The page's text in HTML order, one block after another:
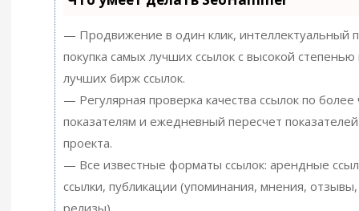
— Продвижение в один клик, интеллектуальный
покупка самых лучших ссылок с высокой степенью
лучших бирж ссылок.
— Регулярная проверка качества ссылок по
показателям и ежедневный пересчет показателей
проекта.
— Все известные форматы ссылок: арендные
ссылки, публикации (упоминания, мнения, отзывы,